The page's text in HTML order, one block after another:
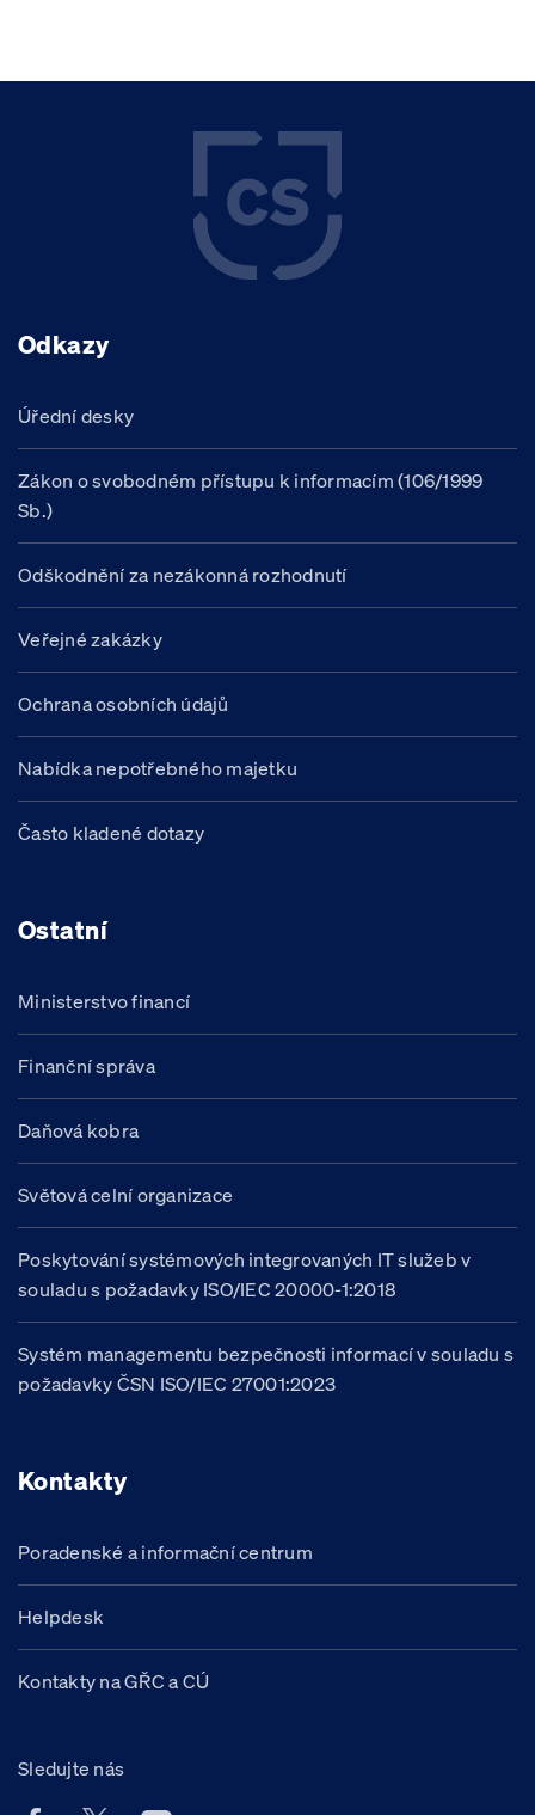
Odkazy
Úřední desky
Zákon o svobodném přístupu k informacím (106/1999
Sb.)
Odškodnění za nezákonná rozhodnutí
Veřejné zakázky
Ochrana osobních údajů
Nabídka nepotřebného majetku
Často kladené dotazy
Ostatní
Ministerstvo financí
Finanční správa
Daňová kobra
Světová celní organizace
Poskytování systémových integrovaných IT služeb v
souladu s požadavky ISO/IEC 20000-1:2018
Systém managementu bezpečnosti informací v souladu s
požadavky ČSN ISO/IEC 27001:2023
Kontakty
Poradenské a informační centrum
Helpdesk
Kontakty na GŘC a CÚ
Sledujte nás